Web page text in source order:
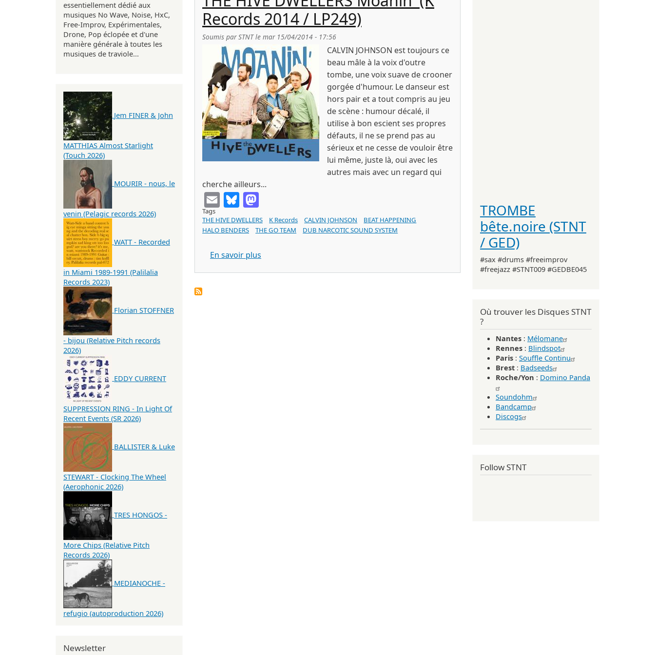
Records 2014 / LP249)
Soumis parSTNTle mar 15/04/2014 - 17:56
CALVIN JOHNSON est toujours ce
beau mâle à la voix d'outre
tombe, une voix suave de crooner
gorgée d'humour. Le danseur est
hors pair et a tout compris au jeu
de scène : humour décalé, il
utilise à bon escient ses propres
défauts, il ne se prend pas au
sérieux et ne cesse de vouloir être
lui même, juste là, oui avec les
autres mais avec un regard qui
cherche ailleurs...
EmailBluesky
Tags
THE HIVE DWELLERS
K Records CALVIN JOHNSON
BEAT HAPPENING
HALO BENDERS
THE GO TEAM DUB NARCOTIC SOUND SYSTEM
En savoir plus
essentiellement dédié aux
musiques No Wave, Noise, HxC,
Free-Improv, Expérimentales,
Drone, Pop éclopée et d'une
manière générale à toutes les
musiques de traviole...
Jem FINER & John
MATTHIAS Almost Starlight
(Touch 2026)
MOURIR - nous, le
venin (Pelagic records 2026)
WATT - Recorded
in Miami 1989-1991 (Palilalia
Records 2023)
Florian STOFFNER
- bijou (Relative Pitch records
2026)
EDDY CURRENT
SUPPRESSION RING - In Light Of
Recent Events (SR 2026)
BALLISTER & Luke
STEWART - Clocking The Wheel
(Aerophonic 2026)
TRES HONGOS -
More Chips (Relative Pitch
Records 2026)
MEDIANOCHE -
refugio (autoproduction 2026)
Newsletter
TROMBE
bête.noire (STNT
/ GED)
#sax #drums #freeimprov
#freejazz #STNT009 #GEDBE045
Où trouver les Disques STNT
?
Nantes : Mélomane
Rennes : Blindspot
Paris : Souffle Continu
Brest : Badseeds
Roche/Yon : Domino Panda
Soundohm
Bandcamp
Discogs
Follow STNT